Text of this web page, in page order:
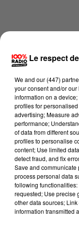
Lecture (4
100%
Le respect
We and our (447)
your consent and/or
information on a
profiles for
advertising; Measure
performance;
of data from different
profiles to personalise
content; Use limited
detect fraud, and fix
Save and
process personal data
following
requested; Use precise
other data sources;
information transmitted